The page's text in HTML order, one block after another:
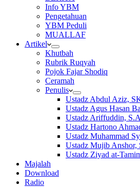
Info YBM
Pengetahuan
YBM Peduli
MUALLAF
Artikel
Khutbah
Rubrik Ruqyah
Pojok Fajar Shodiq
Ceramah
Penulis
Ustadz Abdul Aziz,
Ustadz Agus Hasan
Ustadz Ariffuddin,
Ustadz Hartono
Ustadz Muhammad
Ustadz Mujib Anshor,
Ustadz Ziyad at-
Majalah
Download
Radio